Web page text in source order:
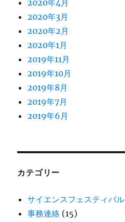
2020年4月
2020年3月
2020年2月
2020年1月
2019年11月
2019年10月
2019年8月
2019年7月
2019年6月
カテゴリー
サイエンスフェスティバル
事務連絡 (15)